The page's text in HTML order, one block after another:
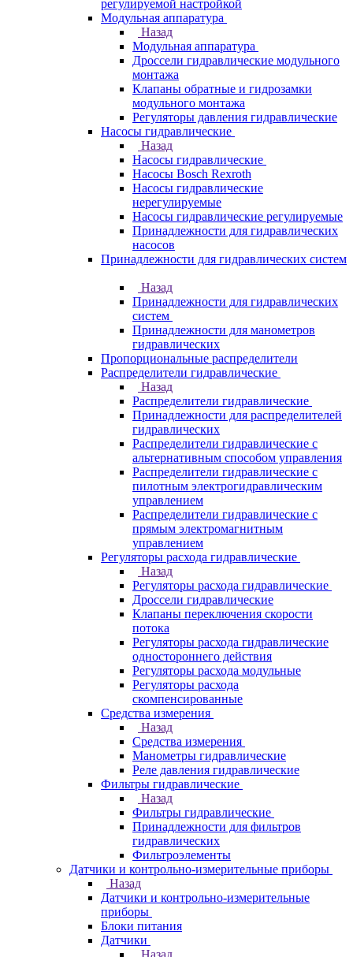
регулируемой настройкой
Модульная аппаратура
Назад
Модульная аппаратура
Дроссели гидравлические модульного
монтажа
Клапаны обратные и гидрозамки
модульного монтажа
Регуляторы давления гидравлические
Насосы гидравлические
Назад
Насосы гидравлические
Насосы Bosch Rexroth
Насосы гидравлические
нерегулируемые
Насосы гидравлические регулируемые
Принадлежности для гидравлических
насосов
Принадлежности для гидравлических систем
Назад
Принадлежности для гидравлических
систем
Принадлежности для манометров
гидравлических
Пропорциональные распределители
Распределители гидравлические
Назад
Распределители гидравлические
Принадлежности для распределителей
гидравлических
Распределители гидравлические с
альтернативным способом управления
Распределители гидравлические с
пилотным электрогидравлическим
управлением
Распределители гидравлические с
прямым электромагнитным
управлением
Регуляторы расхода гидравлические
Назад
Регуляторы расхода гидравлические
Дроссели гидравлические
Клапаны переключения скорости
потока
Регуляторы расхода гидравлические
одностороннего действия
Регуляторы расхода модульные
Регуляторы расхода
скомпенсированные
Средства измерения
Назад
Средства измерения
Манометры гидравлические
Реле давления гидравлические
Фильтры гидравлические
Назад
Фильтры гидравлические
Принадлежности для фильтров
гидравлических
Фильтроэлементы
Датчики и контрольно-измерительные приборы
Назад
Датчики и контрольно-измерительные
приборы
Блоки питания
Датчики